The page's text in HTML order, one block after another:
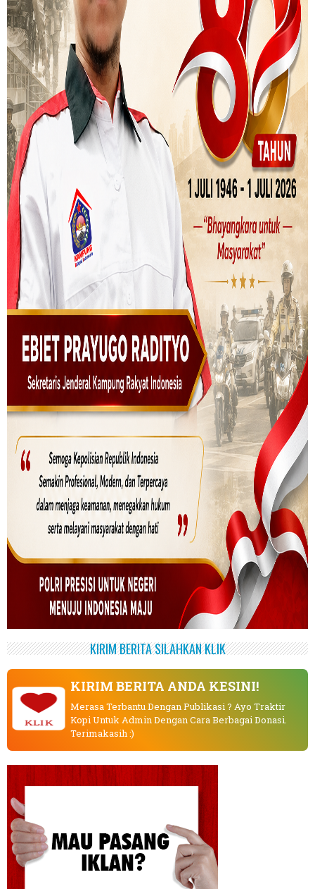
KIRIM BERITA SILAHKAN KLIK
KLIK
KIRIM BERITA ANDA KESINI!
Merasa Terbantu Dengan Publikasi ? Ayo Traktir
Kopi Untuk Admin Dengan Cara Berbagai Donasi.
Terimakasih :)